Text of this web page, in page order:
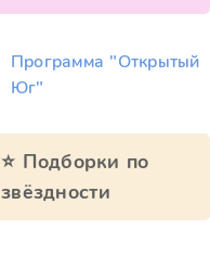
Программа "Открытый
Юг"
⭐ Подборки по
звёздности